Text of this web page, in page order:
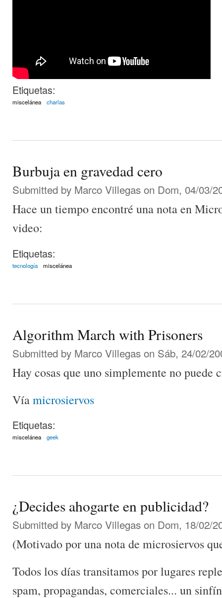
Etiquetas:
miscelánea charlas
Burbuja en gravedad cero
Submitted by Marco Villegas on Dom, 04/03/
Hace un tiempo encontré una nota en
video:
Etiquetas:
tecnología miscelánea
Algorithm March with Prisoners
Submitted by Marco Villegas on Sáb, 24/02/
Hay cosas que uno simplemente no puede
Víamicrosiervos
Etiquetas:
miscelánea geek
¿Decides ahogarte en publicidad?
Submitted by Marco Villegas on Dom, 18/02/
(Motivado por una nota de microsiervos
Todos los días transitamos por lugares
spam, propagandas, comerciales... un